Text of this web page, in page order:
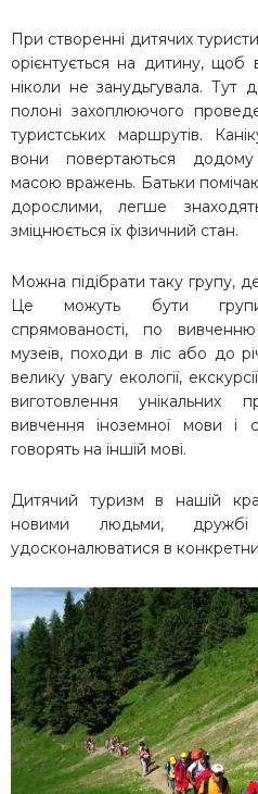
При створенні дитячих
орієнтується на дитину, щоб
ніколи не занудьгувала. Тут
полоні захоплюючого
туристських маршрутів.
вони повертаються
масою вражень. Батьки
дорослими, легше
зміцнюється їх фізичний стан.
Можна підібрати таку групу,
Це можуть бути групи:
спрямованості, по вивченню
музеїв, походи в ліс або до
велику увагу екології,
виготовлення унікальних
вивчення іноземної мови і
говорять на іншій мові.
Дитячий туризм в нашій
новими людьми,
удосконалюватися в